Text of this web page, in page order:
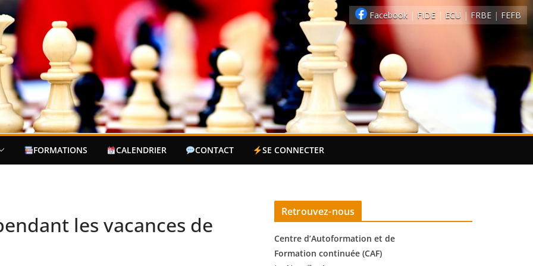
FORMATIONS CALENDRIER CONTACT SE CONNECTER
les vacances de
Retrouvez-nous
Centre d’Autoformation et de
Formation continuée (CAF)
Facebook | FIDE | ECU | FRBE | FEFB